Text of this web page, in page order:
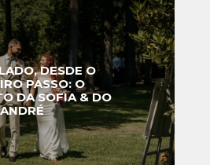
DESDE O
PASSO: O
DA SOFIA & DO
ANDRÉ